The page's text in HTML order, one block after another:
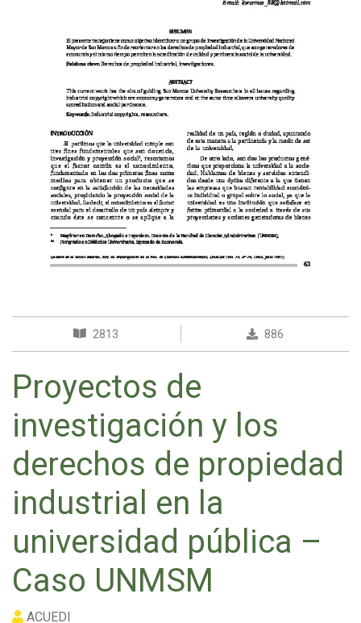
2813 886
Proyectos de
investigación y los
derechos de propiedad
industrial en la
universidad pública –
Caso UNMSM
ACUEDI